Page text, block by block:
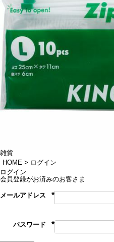
雑貨
HOME
ログイン
ログイン
会員登録がお済みのお客さま
メールアドレス
(必
パスワード
(必